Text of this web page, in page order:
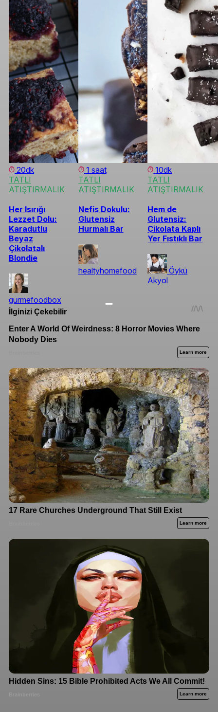
20dk
TATLI
ATIŞTIRMALIK
Her Isırığı
Lezzet Dolu:
Karadutlu
Beyaz
Çikolatalı
Blondie
gurmefoodbox
1 saat
TATLI
ATIŞTIRMALIK
Nefis Dokulu:
Glutensiz
Hurmalı Bar
healtyhomefood
10dk
TATLI
ATIŞTIRMALIK
Hem de
Glutensiz:
Çikolata Kaplı
Yer Fıstıklı Bar
Öykü
Akyol